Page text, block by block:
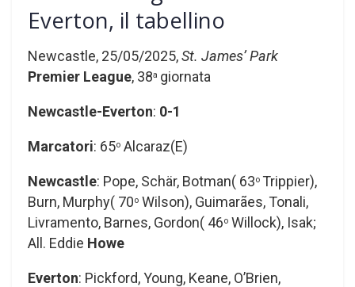
Everton, il tabellino
Newcastle, 25/05/2025,St. James’ Park
Premier League, 38a giornata
Newcastle-Everton: 0-1
Marcatori: 65o Alcaraz(E)
Newcastle: Pope, Schär, Botman( 63o Trippier),
Burn, Murphy( 70o Wilson), Guimarães, Tonali,
Livramento, Barnes, Gordon( 46o Willock), Isak;
All. Eddie Howe
Everton: Pickford, Young, Keane, O’Brien,